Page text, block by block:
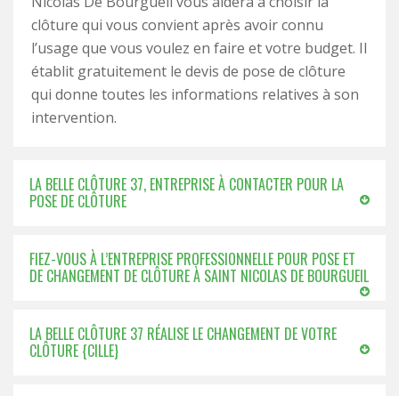
clôture qui vous convient après avoir connu
l’usage que vous voulez en faire et votre budget. Il
établit gratuitement le devis de pose de clôture
qui donne toutes les informations relatives à son
intervention.
LA BELLE CLÔTURE 37, ENTREPRISE À CONTACTER POUR LA
POSE DE CLÔTURE
FIEZ-VOUS À L’ENTREPRISE PROFESSIONNELLE POUR POSE ET
DE CHANGEMENT DE CLÔTURE À SAINT NICOLAS DE BOURGUEIL
LA BELLE CLÔTURE 37 RÉALISE LE CHANGEMENT DE VOTRE
CLÔTURE {CILLE}